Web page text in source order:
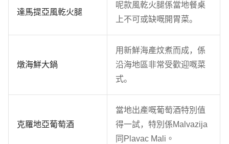
達馬提亞風乾火腿
呢款風乾火腿係當地餐桌
上不可或缺嘅開胃菜。
燉海鮮大鍋
用新鮮海產炆煮而成，係
沿海地區非常受歡迎嘅菜
式。
克羅地亞葡萄酒
當地出產嘅葡萄酒特別值
得一試，特別係Malvazija
同Plavac Mali。